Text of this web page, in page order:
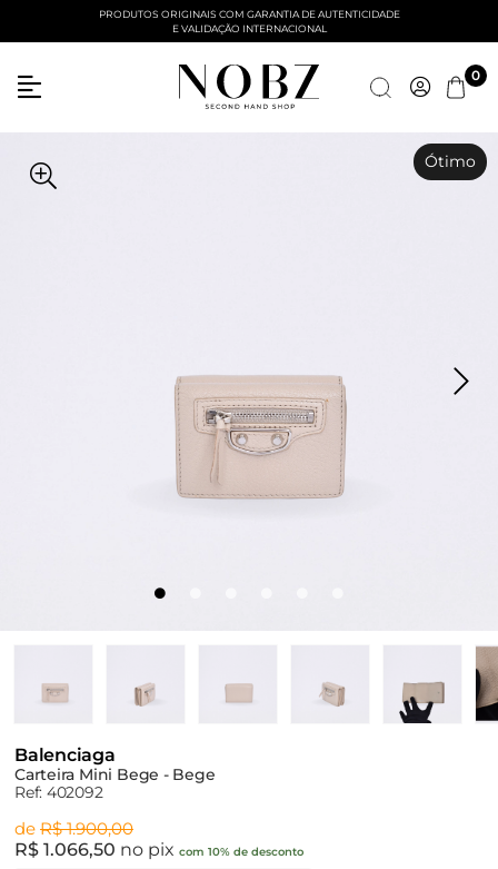
Entre com email ou cpf/cnpj
PRODUTOS ORIGINAIS COM GARANTIA DE AUTENTICIDADE
E VALIDAÇÃO INTERNACIONAL
0
Ótimo
Balenciaga
Carteira Mini Bege - Bege
Ref: 402092
de R$ 1.900,00
R$ 1.066,50 no pix com 10% de desconto